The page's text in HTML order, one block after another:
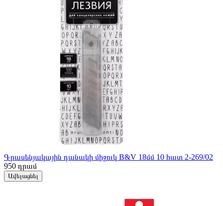
Գրասենյակային դանակի միջուկ B&V 18մմ 10 հատ 2-269/02
950 դրամ
Ավելացնել